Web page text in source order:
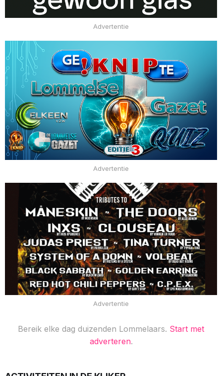
Advertentie
Advertentie
Advertentie
Bereik elke dag duizenden Lommelaars. Start met
adverteren.